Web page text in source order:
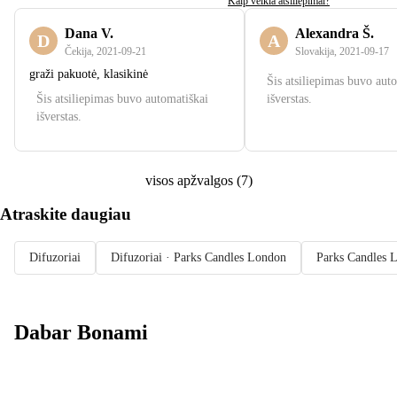
D Dana V.
Čekija 2021‑09‑21
graži pakuotė, klasikinė
Šis atsiliepimas buvo automatiškai
išverstas.
A Alexandra Š.
Slovakija 2021‑09‑17
Šis atsiliepimas buvo
išverstas.
visos apžvalgos(7)
Atraskite daugiau
Difuzoriai Difuzoriai · Parks Candles London Parks Candles
Dabar Bonami